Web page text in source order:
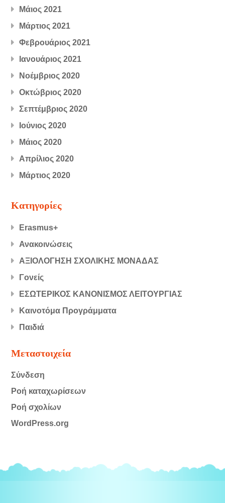
Μάιος 2021
Μάρτιος 2021
Φεβρουάριος 2021
Ιανουάριος 2021
Νοέμβριος 2020
Οκτώβριος 2020
Σεπτέμβριος 2020
Ιούνιος 2020
Μάιος 2020
Απρίλιος 2020
Μάρτιος 2020
Kατηγορίες
Erasmus+
Ανακοινώσεις
ΑΞΙΟΛΟΓΗΣΗ ΣΧΟΛΙΚΗΣ ΜΟΝΑΔΑΣ
Γονείς
ΕΣΩΤΕΡΙΚΟΣ ΚΑΝΟΝΙΣΜΟΣ ΛΕΙΤΟΥΡΓΙΑΣ
Καινοτόμα Προγράμματα
Παιδιά
Μεταστοιχεία
Σύνδεση
Ροή καταχωρίσεων
Ροή σχολίων
WordPress.org